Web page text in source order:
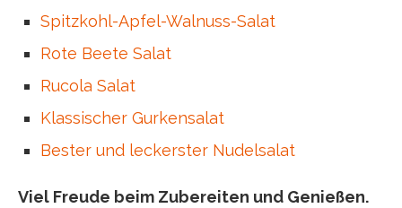
Spitzkohl-Apfel-Walnuss-Salat
Rote Beete Salat
Rucola Salat
Klassischer Gurkensalat
Bester und leckerster Nudelsalat
Viel Freude beim Zubereiten und Genießen.